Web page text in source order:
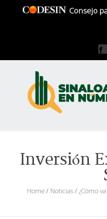
Consejo
Inversión
Home/ Noticias/ ¿Cómo